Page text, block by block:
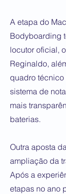
A etapa do
Bodyboarding
locutor oficial,
Reginaldo,
quadro técnico
sistema de
mais
baterias.
Outra aposta
ampliação da
Após a
etapas no ano